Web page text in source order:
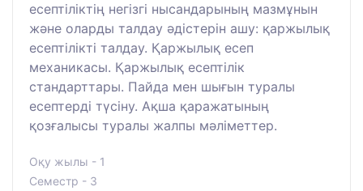
есептіліктің негізгі нысандарының мазмұнын
және оларды талдау әдістерін ашу: қаржылық
есептілікті талдау. Қаржылық есеп
механикасы. Қаржылық есептілік
стандарттары. Пайда мен шығын туралы
есептерді түсіну. Ақша қаражатының
қозғалысы туралы жалпы мәліметтер.
Оқу жылы - 1
Семестр - 3